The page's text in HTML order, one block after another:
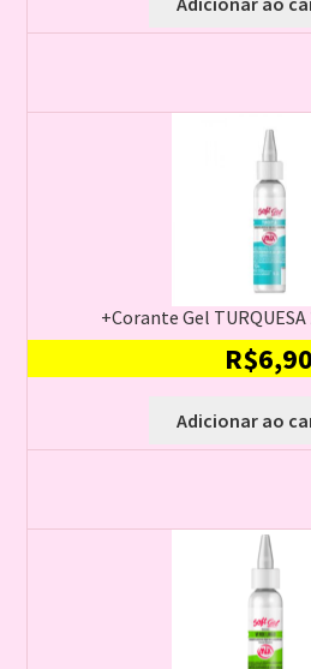
+Corante Gel
R$6,90
Adicionar ao